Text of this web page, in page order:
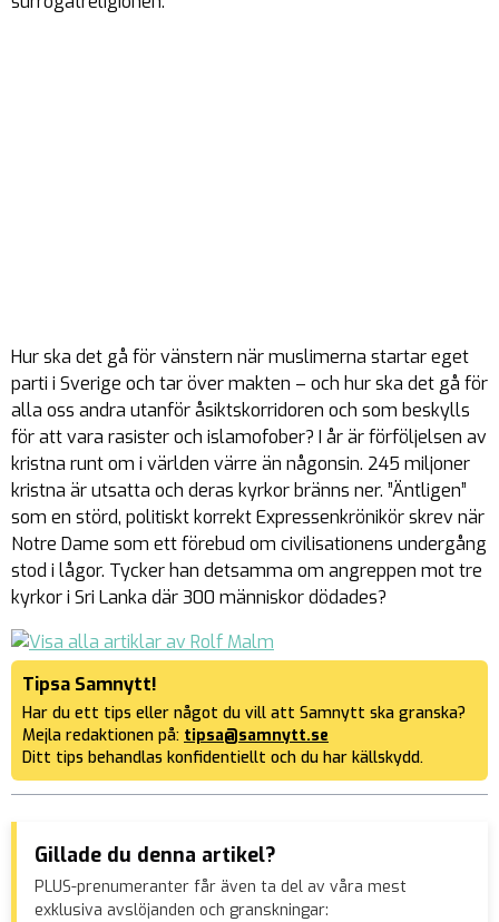
Hur ska det gå för vänstern när muslimerna startar eget
parti i Sverige och tar över makten – och hur ska det gå för
alla oss andra utanför åsiktskorridoren och som beskylls
för att vara rasister och islamofober? I år är förföljelsen av
kristna runt om i världen värre än någonsin. 245 miljoner
kristna är utsatta och deras kyrkor bränns ner. ”Äntligen”
som en störd, politiskt korrekt Expressenkrönikör skrev när
Notre Dame som ett förebud om civilisationens undergång
stod i lågor. Tycker han detsamma om angreppen mot tre
kyrkor i Sri Lanka där 300 människor dödades?
Tipsa Samnytt!
Har du ett tips eller något du vill att Samnytt ska granska?
Mejla redaktionen på: tipsa@samnytt.se
Ditt tips behandlas konfidentiellt och du har källskydd.
Gillade du denna artikel?
PLUS-prenumeranter får även ta del av våra mest
exklusiva avslöjanden och granskningar: